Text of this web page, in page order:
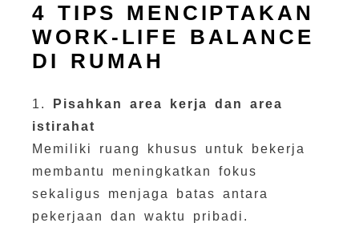
4 TIPS MENCIPTAKAN
WORK-LIFE BALANCE
DI RUMAH
1.
Pisahkan area kerja dan area
istirahat
Memiliki ruang khusus untuk bekerja
membantu meningkatkan fokus
sekaligus menjaga batas antara
pekerjaan dan waktu pribadi.